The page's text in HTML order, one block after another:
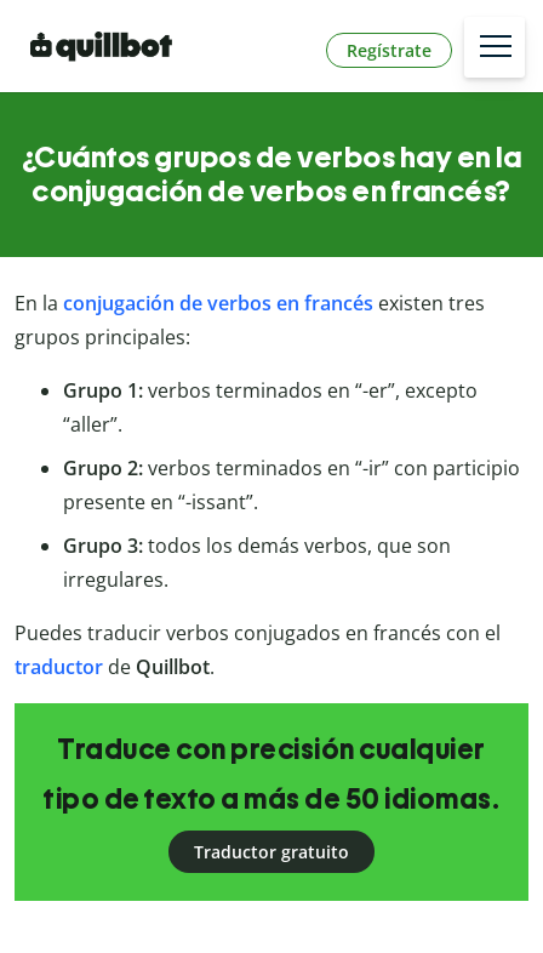
Regístrate
¿Cuántos grupos de verbos hay en la
conjugación de verbos en francés?
En la conjugación de verbos en francés existen tres
grupos principales:
Grupo 1:verbos terminados en “-er”, excepto
“aller”.
Grupo 2:verbos terminados en “-ir” con participio
presente en “-issant”.
Grupo 3:todos los demás verbos, que son
irregulares.
Puedes traducir verbos conjugados en francés con el
traductor de Quillbot.
Traduce con precisión cualquier
tipo de texto a más de 50 idiomas.
Traductor gratuito